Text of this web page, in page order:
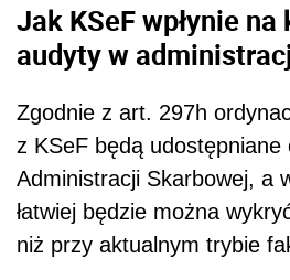
Jak KSeF wpłynie
audyty w
Zgodnie z art. 297h
z KSeF będą
Administracji Skarbowej, a
łatwiej będzie można
niż przy aktualnym trybie